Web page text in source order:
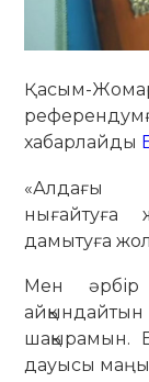
Қасым-
хабарлайды
«Алдағы
нығайтуға
дамытуға
Мен
шақырамын.
дауысы